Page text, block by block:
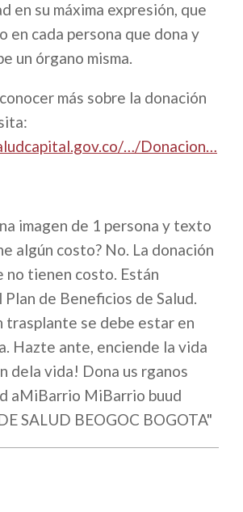
en su máxima expresión, que
en cada persona que dona y
un órgano misma.
más sobre la donación
…/Donacion…